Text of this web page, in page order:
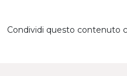
Condividi questo contenuto